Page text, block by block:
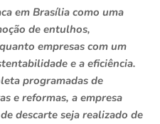
em Brasília como uma
de entulhos,
empresas com um
e a eficiência.
programadas de
e reformas, a empresa
descarte seja realizado de